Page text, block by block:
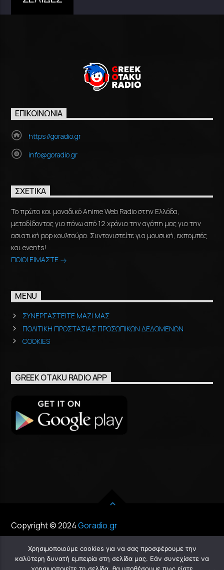
ΕΠΙΚΟΙΝΩΝΊΑ
https://goradio.gr
info@goradio.gr
ΣΧΕΤΙΚΆ
Το πρώτο και μοναδικό Anime Web Radio στην Ελλάδα,
μεταδίδοντας για πάνω από 12 χρόνια την αγάπη μας για την
ασιατική pop κουλτούρα. Συντονιστείτε για μουσική, εκπομπές
και events!
ΠΟΙΟΙ ΕΙΜΑΣΤΕ
MENU
ΣΥΝΕΡΓΑΣΤΕΙΤΕ ΜΑΖΙ ΜΑΣ
ΠΟΛΙΤΙΚΗ ΠΡΟΣΤΑΣΙΑΣ ΠΡΟΣΩΠΙΚΩΝ ΔΕΔΟΜΕΝΩΝ
COOKIES
GREEK OTAKU RADIO APP
Copyright © 2024Goradio.gr
Χρησιμοποιούμε cookies για να σας προσφέρουμε την
καλύτερη δυνατή εμπειρία στη σελίδα μας. Εάν συνεχίσετε να